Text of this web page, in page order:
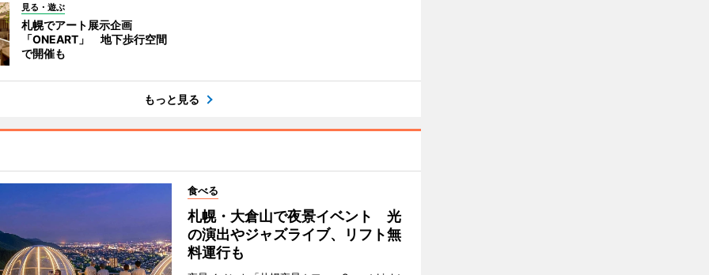
見る・遊ぶ
札幌でアート展示企画
「ONEART」 地下歩行空間
で開催も
もっと見る
食べる
札幌・大倉山で夜景イベント 光
の演出やジャズライブ、リフト無
料運行も